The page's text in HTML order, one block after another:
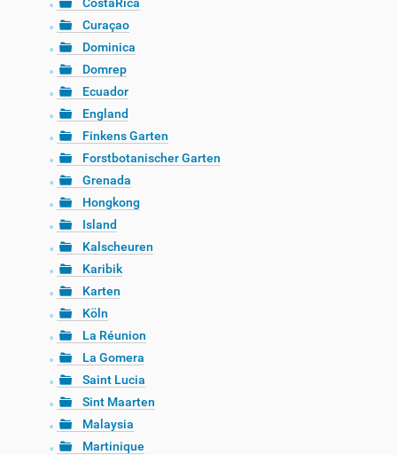
CostaRica
Curaçao
Dominica
Domrep
Ecuador
England
Finkens Garten
Forstbotanischer Garten
Grenada
Hongkong
Island
Kalscheuren
Karibik
Karten
Köln
La Réunion
La Gomera
Saint Lucia
Sint Maarten
Malaysia
Martinique